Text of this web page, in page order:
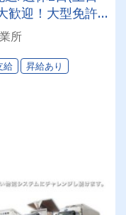
歓迎！大型免許
インセン・賞
充実
所
給
昇給あり